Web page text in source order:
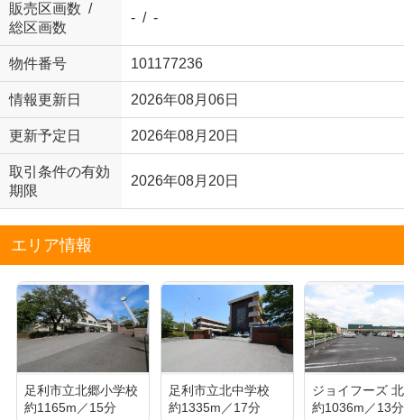
販売区画数 /
総区画数
- / -
物件番号 101177236
情報更新日 2026年08月06日
更新予定日 2026年08月20日
取引条件の有効
期限
2026年08月20日
エリア情報
足利市立北郷小学校
約1165m／15分
足利市立北中学校
約1335m／17分
ジョイフーズ
約1036m／13分